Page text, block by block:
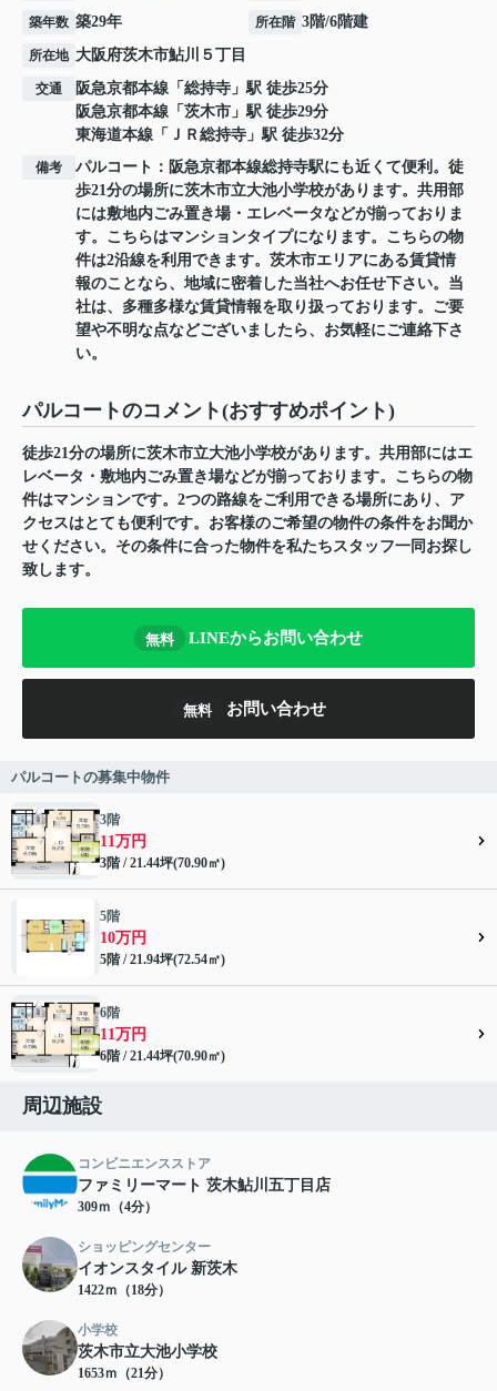
築年数 築29年 所在階 3階/6階建
所在地 大阪府茨木市鮎川 ５丁目
交通 阪急京都本線 「 総持寺 」駅 徒歩25分
阪急京都本線 「 茨木市 」駅 徒歩29分
東海道本線 「 ＪＲ総持寺 」駅 徒歩32分
備考
パルコート：阪急京都本線総持寺駅にも近くて便利。徒
歩21分の場所に茨木市立大池小学校があります。共用部
には敷地内ごみ置き場・エレベータなどが揃っておりま
す。こちらはマンションタイプになります。こちらの物
件は2沿線を利用できます。茨木市エリアにある賃貸情
報のことなら、地域に密着した当社へお任せ下さい。当
社は、多種多様な賃貸情報を取り扱っております。ご要
望や不明な点などございましたら、お気軽にご連絡下さ
い。
パルコートのコメント(おすすめポイント)
徒歩21分の場所に茨木市立大池小学校があります。共用部にはエ
レベータ・敷地内ごみ置き場などが揃っております。こちらの物
件はマンションです。2つの路線をご利用できる場所にあり、ア
クセスはとても便利です。お客様のご希望の物件の条件をお聞か
せください。その条件に合った物件を私たちスタッフ一同お探し
致します。
無料 LINEからお問い合わせ
無料 お問い合わせ
パルコートの募集中物件
3階
11万円
3階 / 21.44坪(70.90㎡)
5階
10万円
5階 / 21.94坪(72.54㎡)
6階
11万円
6階 / 21.44坪(70.90㎡)
周辺施設
コンビニエンスストア
ファミリーマート 茨木鮎川五丁目店
309ｍ（4分）
ショッピングセンター
イオンスタイル 新茨木
1422ｍ（18分）
小学校
茨木市立大池小学校
1653ｍ（21分）